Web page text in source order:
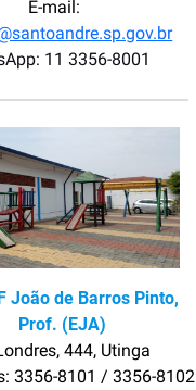
E-mail:
11 3356-8001
João de Barros Pinto,
Prof. (EJA)
444, Utinga
3356-8101 / 3356-8102